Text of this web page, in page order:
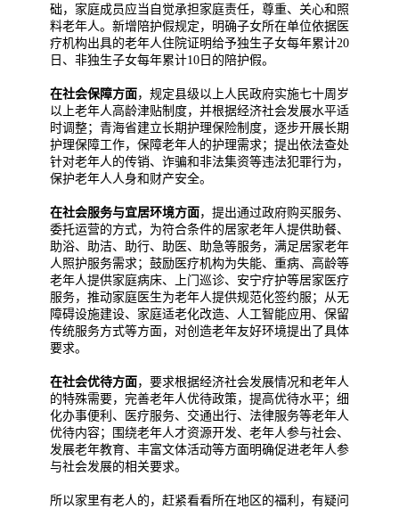
础，家庭成员应当自觉承担家庭责任，尊重、关心和照
料老年人。新增陪护假规定，明确子女所在单位依据医
疗机构出具的老年人住院证明给予独生子女每年累计20
日、非独生子女每年累计10日的陪护假。
在社会保障方面，规定县级以上人民政府实施七十周岁
以上老年人高龄津贴制度，并根据经济社会发展水平适
时调整；青海省建立长期护理保险制度，逐步开展长期
护理保障工作，保障老年人的护理需求；提出依法查处
针对老年人的传销、诈骗和非法集资等违法犯罪行为，
保护老年人人身和财产安全。
在社会服务与宜居环境方面，提出通过政府购买服务、
委托运营的方式，为符合条件的居家老年人提供助餐、
助浴、助洁、助行、助医、助急等服务，满足居家老年
人照护服务需求；鼓励医疗机构为失能、重病、高龄等
老年人提供家庭病床、上门巡诊、安宁疗护等居家医疗
服务，推动家庭医生为老年人提供规范化签约服；从无
障碍设施建设、家庭适老化改造、人工智能应用、保留
传统服务方式等方面，对创造老年友好环境提出了具体
要求。
在社会优待方面，要求根据经济社会发展情况和老年人
的特殊需要，完善老年人优待政策，提高优待水平；细
化办事便利、医疗服务、交通出行、法律服务等老年人
优待内容；围绕老年人才资源开发、老年人参与社会、
发展老年教育、丰富文体活动等方面明确促进老年人参
与社会发展的相关要求。
所以家里有老人的，赶紧看看所在地区的福利，有疑问